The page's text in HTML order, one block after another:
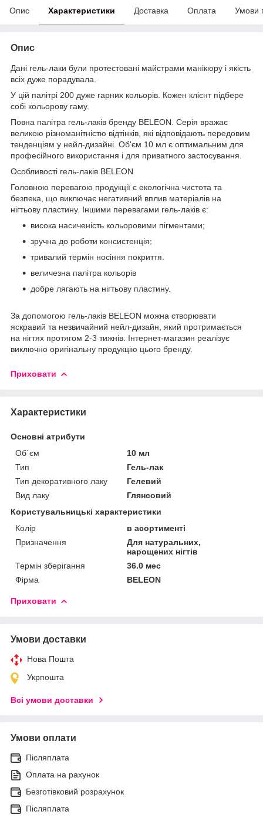
Опис Характеристики Доставка Оплата Умови
Опис
Дані гель-лаки були протестовані майстрами манікюру і якість
всіх дуже порадувала.
У цій палітрі 200 дуже гарних кольорів. Кожен клієнт підбере
собі кольорову гаму.
Повна палітра гель-лаків бренду BELEON. Серія вражає
великою різноманітністю відтінків, які відповідають передовим
тенденціям у нейл-дизайні. Об'єм 10 мл є оптимальним для
професійного використання і для приватного застосування.
Особливості гель-лаків BELEON
Головною перевагою продукції є екологічна чистота та
безпека, що виключає негативний вплив матеріалів на
нігтьову пластину. Іншими перевагами гель-лаків є:
висока насиченість кольоровими пігментами;
зручна до роботи консистенція;
тривалий термін носіння покриття.
величезна палітра кольорів
добре лягають на нігтьову пластину.
За допомогою гель-лаків BELEON можна створювати
яскравий та незвичайний нейл-дизайн, який протримається
на нігтях протягом 2-3 тижнів. Інтернет-магазин реалізує
виключно оригінальну продукцію цього бренду.
Приховати
Характеристики
Основні атрибути
Об`єм
10 мл
Тип
Гель-лак
Тип декоративного лаку
Гелевий
Вид лаку
Глянсовий
Користувальницькі характеристики
Колір
в асортименті
Призначення
Для натуральних,
нарощених нігтів
Термін зберігання
36.0 мес
Фірма
BELEON
Приховати
Умови доставки
Нова Пошта
Укрпошта
Всі умови доставки
Умови оплати
Післяплата
Оплата на рахунок
Безготівковий розрахунок
Післяплата